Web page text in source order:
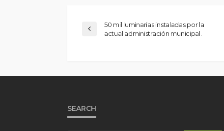
50 mil luminarias instaladas por la
actual administración municipal.
SEARCH